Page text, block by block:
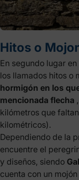
Hitos o
En segundo lugar
los llamados hitos o
hormigón en los
mencionada flecha
kilómetros que
kilométricos).
Dependiendo de la
encuentre el
y diseños, siendo
cuenta con un